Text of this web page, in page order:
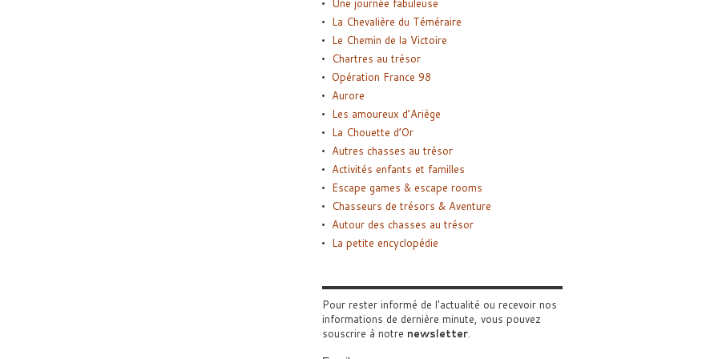
Une journée fabuleuse
La Chevalière du Téméraire
Le Chemin de la Victoire
Chartres au trésor
Opération France 98
Aurore
Les amoureux d’Ariège
La Chouette d’Or
Autres chasses au trésor
Activités enfants et familles
Escape games & escape rooms
Chasseurs de trésors & Aventure
Autour des chasses au trésor
La petite encyclopédie
Pour rester informé de l'actualité ou recevoir nos
informations de dernière minute, vous pouvez
souscrire à notre newsletter.